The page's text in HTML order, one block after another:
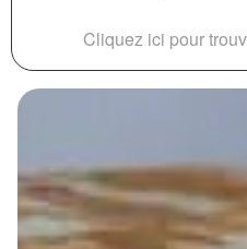
Cliquez ici pour